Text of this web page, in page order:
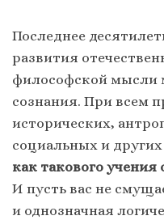
Последнее
развития
философской мысли
сознания. При всем
исторических,
социальных и
как такового учения
И пусть вас не
и однозначная